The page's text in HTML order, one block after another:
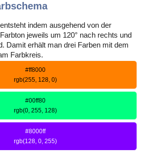
indem ausgehend von der
jeweils um 120° nach rechts und
Damit erhält man drei Farben mit dem
Farbkreis.
#ff8000
rgb(255, 128, 0)
#00ff80
rgb(0, 255, 128)
#8000ff
rgb(128, 0, 255)